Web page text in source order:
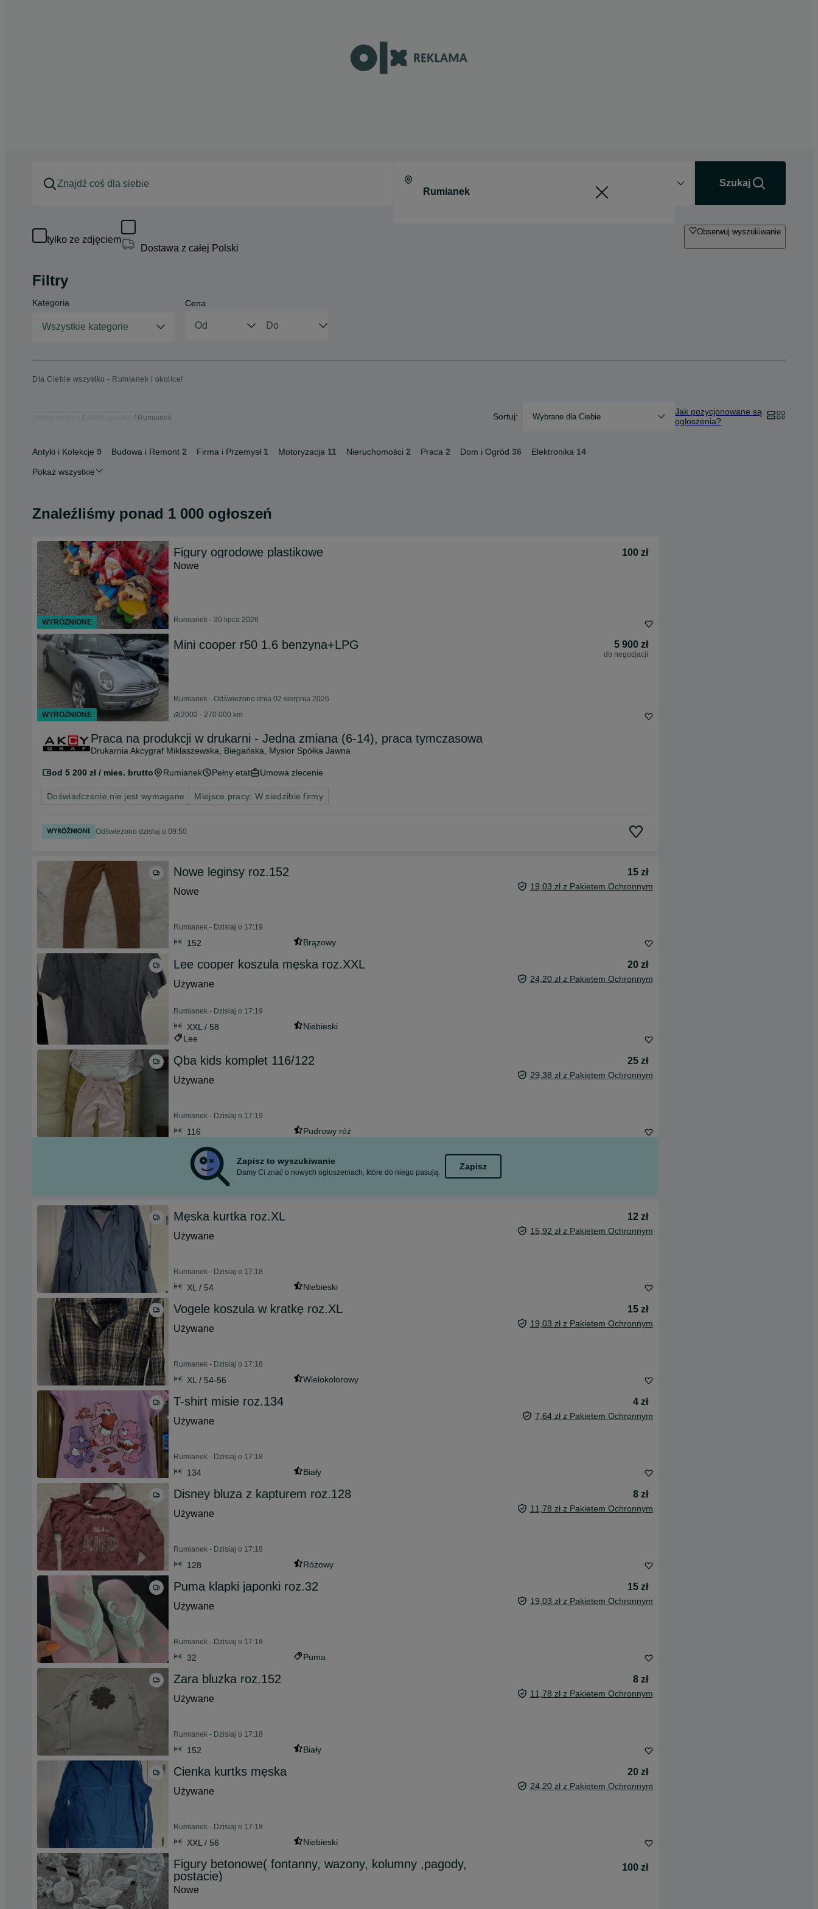
Szukaj
tylko ze zdjęciem
Dostawa z całej Polski
Obserwuj wyszukiwanie
Filtry
Kategoria
Wszystkie kategorie
Cena
Dla Ciebie wszystko - Rumianek i okolice!
Rumianek Sortuj: Wybrane dla Ciebie
Jak pozycjonowane są
ogłoszenia?
Antyki i Kolekcje 9 Budowa i Remont 2 Firma i Przemysł 1 Motoryzacja 11 Nieruchomości 2 Praca 2 Dom i Ogród 36 Elektronika 14
Pokaż wszystkie
Znaleźliśmy ponad 1 000 ogłoszeń
Figury ogrodowe plastikowe
100 zł
Nowe
Rumianek - 30 lipca 2026
Mini cooper r50 1.6 benzyna+LPG 5 900 zł
do negocjacji
Rumianek - Odświeżono dnia 02 sierpnia 2026
2002 - 270 000 km
Praca na produkcji w drukarni - Jedna zmiana (6-14), praca tymczasowa
Drukarnia Akcygraf Miklaszewska, Biegańska, Mysior Spółka Jawna
od 5 200 zł / mies. brutto Rumianek Pełny etat Umowa zlecenie
Doświadczenie nie jest wymagane Miejsce pracy: W siedzibie firmy
Odświeżono dzisiaj o 09:50
Nowe leginsy roz.152
15 zł
Nowe
19,03 zł z Pakietem Ochronnym
Rumianek - Dzisiaj o 17:19
152 Brązowy
Lee cooper koszula męska roz.XXL
20 zł
Używane
24,20 zł z Pakietem Ochronnym
Rumianek - Dzisiaj o 17:19
XXL / 58
Niebieski
Lee
Qba kids komplet 116/122
25 zł
Używane
29,38 zł z Pakietem Ochronnym
Rumianek - Dzisiaj o 17:19
116 Pudrowy róż
Zapisz to wyszukiwanie
Damy Ci znać o nowych ogłoszeniach, które do niego pasują.
Zapisz
Męska kurtka roz.XL
12 zł
Używane
15,92 zł z Pakietem Ochronnym
Rumianek - Dzisiaj o 17:18
XL / 54 Niebieski
Vogele koszula w kratkę roz.XL
15 zł
Używane
19,03 zł z Pakietem Ochronnym
Rumianek - Dzisiaj o 17:18
XL / 54-56 Wielokolorowy
T-shirt misie roz.134
4 zł
Używane
7,64 zł z Pakietem Ochronnym
Rumianek - Dzisiaj o 17:18
134 Biały
Disney bluza z kapturem roz.128
8 zł
Używane
11,78 zł z Pakietem Ochronnym
Rumianek - Dzisiaj o 17:18
128 Różowy
Puma klapki japonki roz.32
15 zł
Używane
19,03 zł z Pakietem Ochronnym
Rumianek - Dzisiaj o 17:18
32 Puma
Zara bluzka roz.152
8 zł
Używane
11,78 zł z Pakietem Ochronnym
Rumianek - Dzisiaj o 17:18
152 Biały
Cienka kurtks męska
20 zł
Używane
24,20 zł z Pakietem Ochronnym
Rumianek - Dzisiaj o 17:18
XXL / 56 Niebieski
Figury betonowe( fontanny, wazony, kolumny ,pagody,
postacie)
100 zł
Nowe
WYRÓŻNIONE
WYRÓŻNIONE